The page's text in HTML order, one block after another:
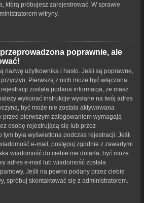
którą próbujesz zarejestrować. W sprawie
witryny.
poprawnie, ale
nazwę użytkownika i hasło. Jeśli są poprawne,
Pierwszą z nich może być włączona
została podana informacja, że masz
wykonać instrukcje wysłane na twój adres
być może nie została aktywowana
przed pierwszym zalogowaniem wymagają
osobę rejestrującą się lub przez
tym była wyświetlona podczas rejestracji. Jeśli
e-mail, postępuj zgodnie z zawartymi
wiadomość do ciebie nie dotarła, być może
adres e-mail lub wiadomość została
Jeśli na pewno podany przez ciebie
spróbuj skontaktować się z administratorem.